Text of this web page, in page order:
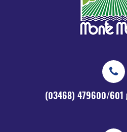
(03468) 479600/601